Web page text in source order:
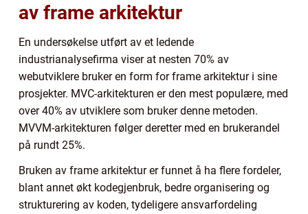
av frame arkitektur
En undersøkelse utført av et ledende
industrianalysefirma viser at nesten 70% av
webutviklere bruker en form for frame arkitektur i sine
prosjekter. MVC-arkitekturen er den mest populære, med
over 40% av utviklere som bruker denne metoden.
MVVM-arkitekturen følger deretter med en brukerandel
på rundt 25%.
Bruken av frame arkitektur er funnet å ha flere fordeler,
blant annet økt kodegjenbruk, bedre organisering og
strukturering av koden, tydeligere ansvarfordeling